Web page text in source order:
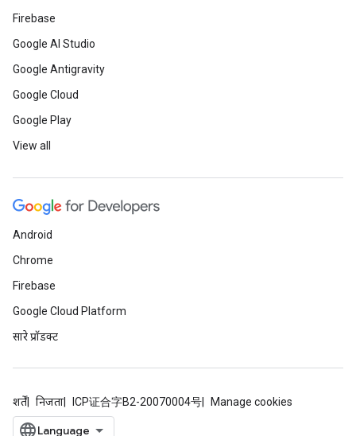
Firebase
Google AI Studio
Google Antigravity
Google Cloud
Google Play
View all
Android
Chrome
Firebase
Google Cloud Platform
सारे प्रॉडक्ट
शर्तें निजता ICP证合字B2-20070004号 Manage cookies